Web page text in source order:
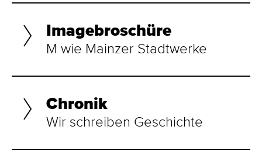
Imagebroschüre
M wie Mainzer Stadtwerke
Chronik
Wir schreiben Geschichte